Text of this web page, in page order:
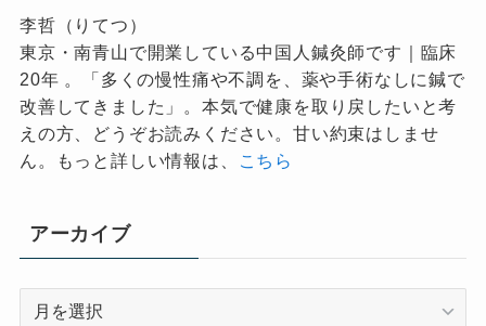
李哲（りてつ）
東京・南青山で開業している中国人鍼灸師です｜臨床
20年 。「多くの慢性痛や不調を、薬や手術なしに鍼で
改善してきました」。本気で健康を取り戻したいと考
えの方、どうぞお読みください。甘い約束はしませ
ん。もっと詳しい情報は、
こちら
アーカイブ